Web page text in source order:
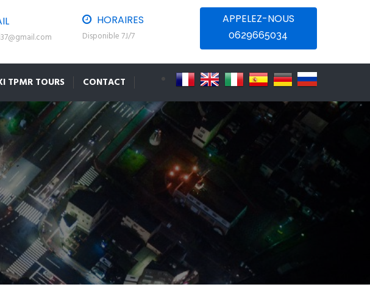
HORAIRES
Disponible 7J/7
APPELEZ-NOUS
0629665034
TPMR TOURS CONTACT